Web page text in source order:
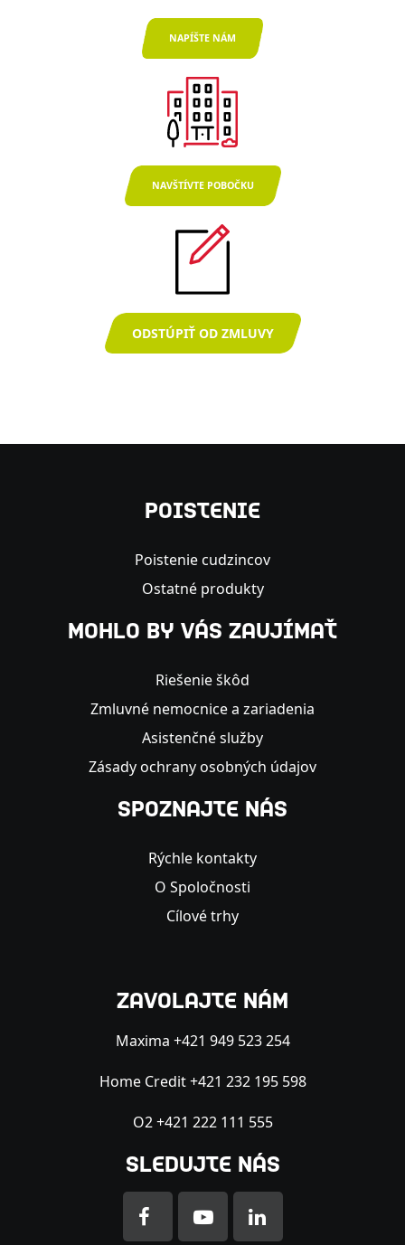
NAPÍŠTE NÁM
NAVŠTÍVTE POBOČKU
ODSTÚPIŤ OD ZMLUVY
POISTENIE
Poistenie cudzincov
Ostatné produkty
MOHLO BY VÁS ZAUJÍMAŤ
Riešenie škôd
Zmluvné nemocnice a zariadenia
Asistenčné služby
Zásady ochrany osobných údajov
SPOZNAJTE NÁS
Rýchle kontakty
O Spoločnosti
Cílové trhy
ZAVOLAJTE NÁM
Maxima +421 949 523 254
Home Credit +421 232 195 598
O2 +421 222 111 555
SLEDUJTE NÁS